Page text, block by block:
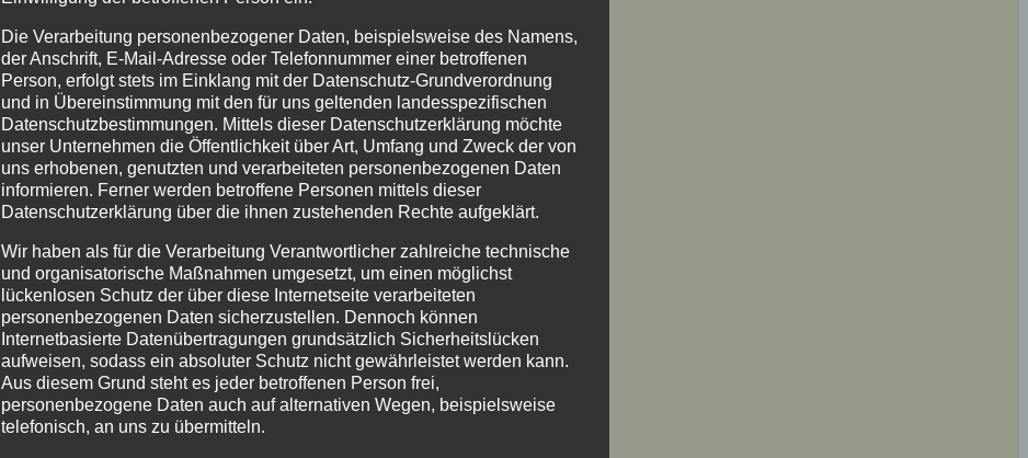
Die Verarbeitung personenbezogener Daten, beispielsweise des Namens,
der Anschrift, E-Mail-Adresse oder Telefonnummer einer betroffenen
Person, erfolgt stets im Einklang mit der Datenschutz-Grundverordnung
und in Übereinstimmung mit den für uns geltenden landesspezifischen
Datenschutzbestimmungen. Mittels dieser Datenschutzerklärung möchte
unser Unternehmen die Öffentlichkeit über Art, Umfang und Zweck der von
uns erhobenen, genutzten und verarbeiteten personenbezogenen Daten
informieren. Ferner werden betroffene Personen mittels dieser
Datenschutzerklärung über die ihnen zustehenden Rechte aufgeklärt.
Wir haben als für die Verarbeitung Verantwortlicher zahlreiche technische
und organisatorische Maßnahmen umgesetzt, um einen möglichst
lückenlosen Schutz der über diese Internetseite verarbeiteten
personenbezogenen Daten sicherzustellen. Dennoch können
Internetbasierte Datenübertragungen grundsätzlich Sicherheitslücken
aufweisen, sodass ein absoluter Schutz nicht gewährleistet werden kann.
Aus diesem Grund steht es jeder betroffenen Person frei,
personenbezogene Daten auch auf alternativen Wegen, beispielsweise
telefonisch, an uns zu übermitteln.